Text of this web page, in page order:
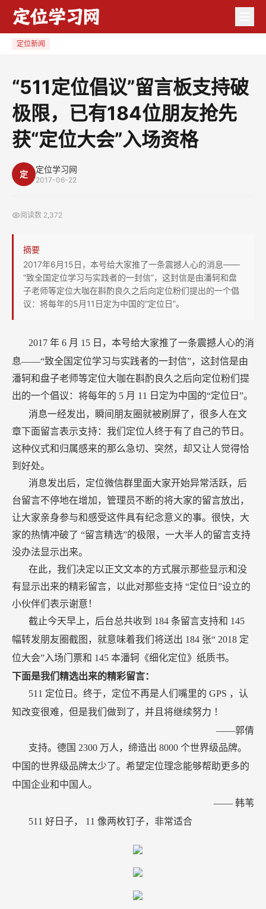
“511
“定
会”
定位新闻
“511定位倡议”留言板支持破
极限，已有184位朋友抢先
获“定位大会”入场资格
定 定位学习网
2017-06-22
阅读数 2,372
摘要
2017年6月15日，本号给大家推了一条震撼人心的消息——
“致全国定位学习与实践者的一封信”，这封信是由潘轲和盘
子老师等定位大咖在斟酌良久之后向定位粉们提出的一个倡
议：将每年的5月11日定为中国的“定位日”。
2017 年 6 月 15 日，本号给大家推了一条震撼人心的消
息——“致全国定位学习与实践者的一封信”，这封信是由
潘轲和盘子老师等定位大咖在斟酌良久之后向定位粉们提
出的一个倡议：将每年的 5 月 11
日定为中国的“定位日”。
消息一经发出，瞬间朋友圈就被刷屏了，很多人在文
章下面留言表示支持：我们定位人终于有了自己的节日。
这种仪式和归属感来的那么急切、突然，却又让人觉得恰
到好处。
消息发出后，定位微信群里面大家开始异常活跃，后
台留言不停地在增加，管理员不断的将大家的留言放出，
让大家亲身参与和感受这件具有纪念意义的事。很快，大
家的热情冲破了 “留言精选”的极限，一大半人的留言支持
没办法显示出来。
在此，我们决定以正文文本的方式展示那些显示和没
有显示出来的精彩留言，以此对那些支持 “定位日”设立的
小伙伴们表示谢意！
截止今天早上，后台总共收到 184 条留言支持和 145
幅转发朋友圈截图，就意味着我们将送出 184 张“ 2018 定
位大会”入场门票和 145 本潘轲《细化定位》纸质书。
下面是我们精选出来的精彩留言：
511 定位日。终于，定位不再是人们嘴里的 GPS ，认
知改变很难，但是我们做到了，并且将继续努力 ！
——郭倩
支持。德国 2300 万人，缔造出 8000 个世界级品牌。
中国的世界级品牌太少了。希望定位理念能够帮助更多的
中国企业和中国人。
—— 韩苇
511 好日子， 11 像两枚钉子，非常适合